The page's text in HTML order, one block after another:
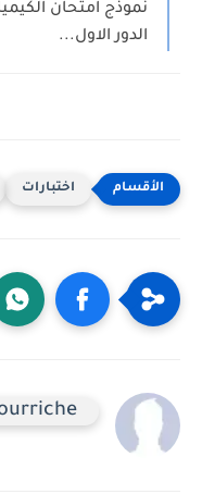
نموذج امتحان
الدور الاول...
اختبارات